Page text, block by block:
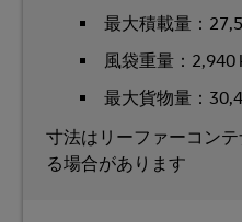
最大積載量：
風袋重量：2,940
最大貨物量：
寸法はリーファーコン
る場合があります